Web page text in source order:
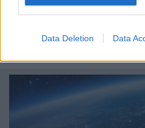
Data Deletion Data
Enigma Escape Toulouse
braquage d'une banque à
passant par des maisons